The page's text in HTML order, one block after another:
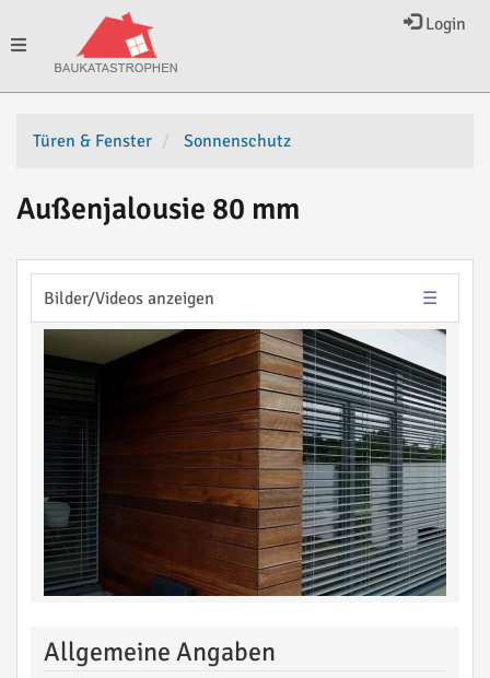
Login
Toggle
navigation
Türen & Fenster Sonnenschutz
Außenjalousie 80 mm
Bilder/Videos anzeigen
Allgemeine Angaben